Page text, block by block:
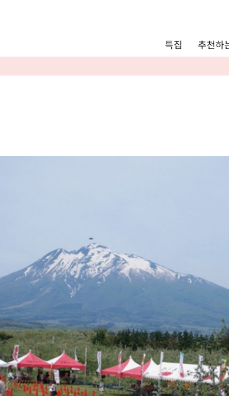
추천하는 모델 코스
관광
특집 추천하